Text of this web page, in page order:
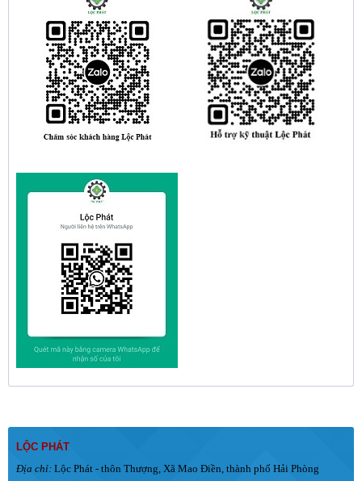
LỘC PHÁT
Địa chỉ: Lộc Phát - thôn Thượng, Xã Mao Điền, thành phố Hải Phòng